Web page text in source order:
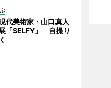
代美術家・山口真人
「SELFY」 自撮り